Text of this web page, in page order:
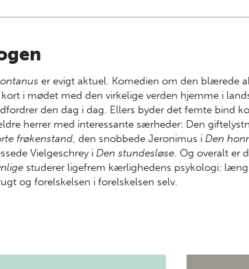
er evigt aktuel. Komedien om den blærede
i mødet med den virkelige verden hjemme i
den dag i dag. Ellers byder det femte bind
herrer med interessante særheder: Den
frøkenstand, den snobbede Jeronimus i Den
Vielgeschrey i Den stundesløse. Og overalt er
studerer ligefrem kærlighedens psykologi:
og forelskelsen i forelskelsen selv.